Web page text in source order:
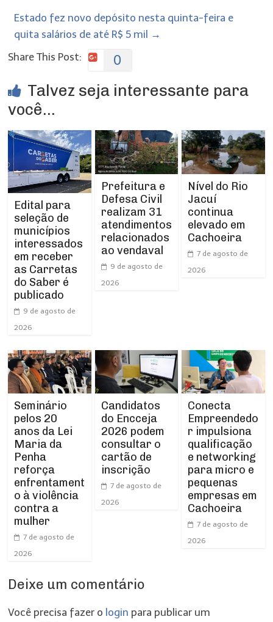
Estado fez novo depósito nesta quinta-feira e
quita salários de até R$ 5 mil →
Share This Post:
0
Talvez seja interessante para
você...
Edital para
seleção de
municípios
interessados
em receber
as Carretas
do Saber é
publicado
9 de agosto de
2026
Prefeitura e
Defesa Civil
realizam 31
atendimentos
relacionados
ao vendaval
9 de agosto de
2026
Nível do Rio
Jacuí
continua
elevado em
Cachoeira
7 de agosto de
2026
Seminário
pelos 20
anos da Lei
Maria da
Penha
reforça
enfrentament
o à violência
contra a
mulher
7 de agosto de
2026
Candidatos
do Encceja
2026 podem
consultar o
cartão de
inscrição
7 de agosto de
2026
Conecta
Empreendedo
r impulsiona
qualificação
e networking
para micro e
pequenas
empresas em
Cachoeira
7 de agosto de
2026
Deixe um comentário
Você precisa fazer o login para publicar um